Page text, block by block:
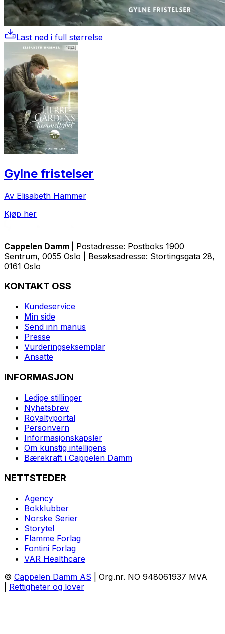
Last ned i full størrelse
Gylne fristelser
Av Elisabeth Hammer
Kjøp her
Cappelen Damm
| Postadresse: Postboks 1900
Sentrum, 0055 Oslo | Besøksadresse: Stortingsgata 28,
0161 Oslo
KONTAKT OSS
Kundeservice
Min side
Send inn manus
Presse
Vurderingseksemplar
Ansatte
INFORMASJON
Ledige stillinger
Nyhetsbrev
Royaltyportal
Personvern
Informasjonskapsler
Om kunstig intelligens
Bærekraft i Cappelen Damm
NETTSTEDER
Agency
Bokklubber
Norske Serier
Storytel
Flamme Forlag
Fontini Forlag
VAR Healthcare
© Cappelen Damm AS | Org.nr. NO 948061937 MVA
Rettigheter og lover